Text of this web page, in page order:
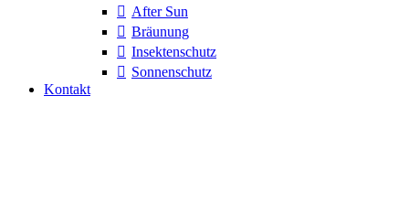
After Sun
Bräunung
Insektenschutz
Sonnenschutz
Kontakt